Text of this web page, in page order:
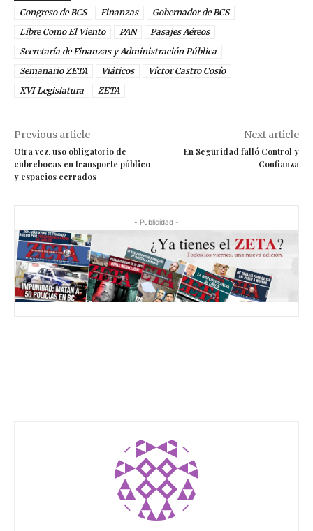
Congreso de BCS
Finanzas
Gobernador de BCS
Libre Como El Viento
PAN
Pasajes Aéreos
Secretaría de Finanzas y Administración Pública
Semanario ZETA
Viáticos
Víctor Castro Cosío
XVI Legislatura
ZETA
Previous article
Otra vez, uso obligatorio de
cubrebocas en transporte público
y espacios cerrados
Next article
En Seguridad falló Control y
Confianza
- Publicidad -